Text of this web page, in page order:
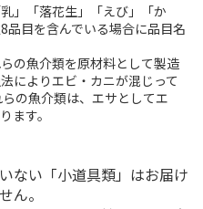
」「落花生」「えび」「か
品目を含んでいる場合に品目名
の魚介類を原材料として製造
によりエビ・カニが混じって
の魚介類は、エサとしてエ
ます。
ない「小道具類」はお届け
ん。